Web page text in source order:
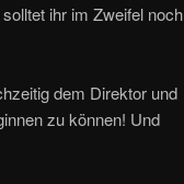
solltet ihr im Zweifel noch
dem Direktor und
zu können! Und